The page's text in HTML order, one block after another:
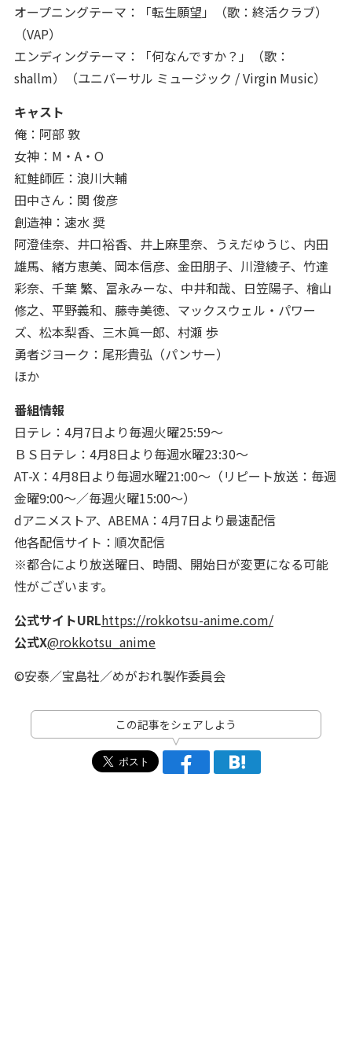
オープニングテーマ：「転生願望」（歌：終活クラブ）
（VAP）
エンディングテーマ：「何なんですか？」（歌：
shallm）（ユニバーサル ミュージック / Virgin Music）
キャスト
俺：阿部 敦
女神：M・A・O
紅鮭師匠：浪川大輔
田中さん：関 俊彦
創造神：速水 奨
阿澄佳奈、井口裕香、井上麻里奈、うえだゆうじ、内田
雄馬、緒方恵美、岡本信彦、金田朋子、川澄綾子、竹達
彩奈、千葉 繁、冨永みーな、中井和哉、日笠陽子、檜山
修之、平野義和、藤寺美徳、マックスウェル・パワー
ズ、松本梨香、三木眞一郎、村瀬 歩
勇者ジヨーク：尾形貴弘（パンサー）
ほか
番組情報
日テレ：4月7日より毎週火曜25:59～
ＢＳ日テレ：4月8日より毎週水曜23:30～
AT-X：4月8日より毎週水曜21:00～（リピート放送：毎週
金曜9:00～／毎週火曜15:00～）
dアニメストア、ABEMA：4月7日より最速配信
他各配信サイト：順次配信
※都合により放送曜日、時間、開始日が変更になる可能
性がございます。
公式サイトURLhttps://rokkotsu-anime.com/
公式X@rokkotsu_anime
©安泰／宝島社／めがおれ製作委員会
この記事をシェアしよう